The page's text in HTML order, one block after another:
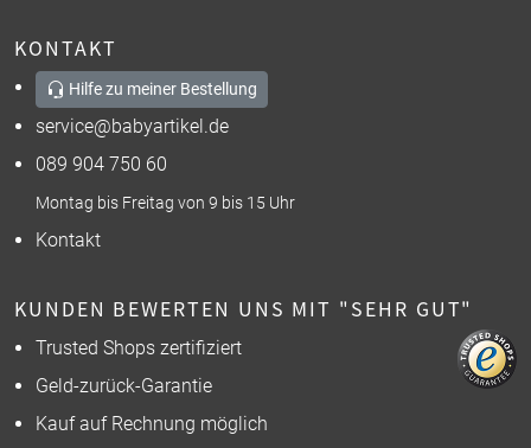
KONTAKT
Hilfe zu meiner Bestellung
service@babyartikel.de
089 904 750 60
Montag bis Freitag von 9 bis 15 Uhr
Kontakt
KUNDEN BEWERTEN UNS MIT "SEHR GUT"
Trusted Shops zertifiziert
Geld-zurück-Garantie
Kauf auf Rechnung möglich